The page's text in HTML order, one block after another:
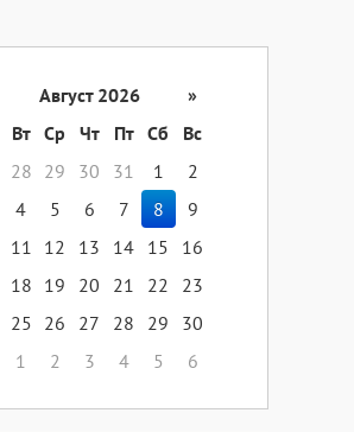
Август 2026
»
Вт Ср Чт Пт Сб
Вс
28 29 30 31 1
2
4 5 6 7 8
9
11 12 13 14 15
16
18 19 20 21 22
23
25 26 27 28 29
30
1 2 3 4 5 6